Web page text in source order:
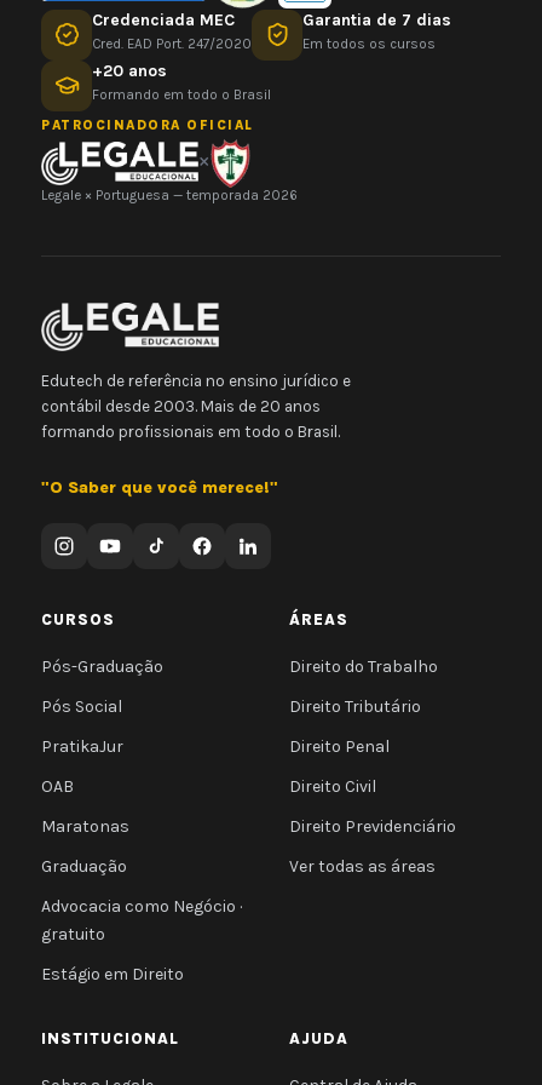
Credenciada MEC
Cred. EAD Port. 247/2020
Garantia de 7 dias
Em todos os cursos
+20 anos
Formando em todo o Brasil
PATROCINADORA OFICIAL
×
Legale × Portuguesa — temporada 2026
Edutech de referência no ensino jurídico e
contábil desde 2003. Mais de 20 anos
formando profissionais em todo o Brasil.
"O Saber que você merece!"
CURSOS
Pós-Graduação
Pós Social
PratikaJur
OAB
Maratonas
Graduação
Advocacia como Negócio ·
gratuito
Estágio em Direito
ÁREAS
Direito do Trabalho
Direito Tributário
Direito Penal
Direito Civil
Direito Previdenciário
Ver todas as áreas
INSTITUCIONAL AJUDA